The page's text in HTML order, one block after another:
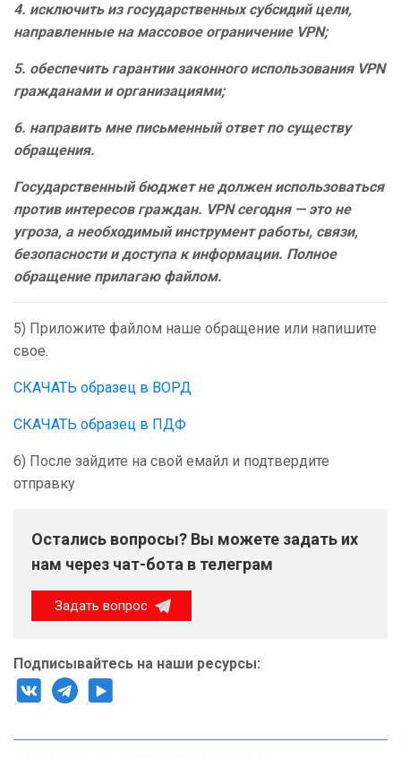
4. исключить из государственных субсидий цели,
направленные на массовое ограничение VPN;
5. обеспечить гарантии законного использования VPN
гражданами и организациями;
6. направить мне письменный ответ по существу
обращения.
Государственный бюджет не должен использоваться
против интересов граждан. VPN сегодня — это не
угроза, а необходимый инструмент работы, связи,
безопасности и доступа к информации. Полное
обращение прилагаю файлом.
5) Приложите файлом наше обращение или напишите
свое.
СКАЧАТЬ образец в ВОРД
СКАЧАТЬ образец в ПДФ
6) После зайдите на свой емайл и подтвердите
отправку
Остались вопросы? Вы можете задать их
нам через чат-бота в телеграм
Задать вопрос
Подписывайтесь на наши ресурсы: